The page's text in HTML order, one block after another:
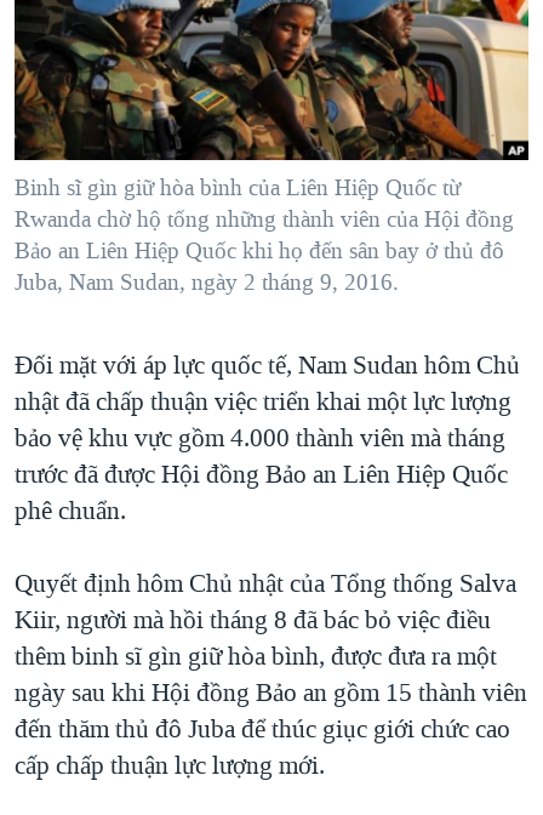
"Tìm"NGƯỜI VIỆT HẢI NGOẠI
ĐỜI SỐNG
KINH TẾ
KHOA HỌC
SỨC KHOẺ
VĂN HOÁ
THỂ THAO
TẠI
HÀNH TRÌNH BẦU CỬ 2024
MỘT NĂM CHIẾN TRANH TẠI DẢI GAZA
GIẢI MÃ VÀNH ĐAI & CON ĐƯỜNG
NGÀY TỊ NẠN THẾ GIỚI
TRỊNH VĨNH BÌNH - NGƯỜI HẠ 'BÊN THẮNG CUỘC'
GROUND ZERO – XƯA VÀ NAY
CÁC GIÁ TRỊ CỘNG HÒA Ở VIỆT NAM
THƯỢNG ĐỈNH TRUMP-KIM TẠI VIỆT NAM
TRỊNH VĨNH BÌNH VS. CHÍNH PHỦ VIỆT NAM
NGƯ DÂN VIỆT VÀ LÀN SÓNG TRỘM HẢI SÂM
QUAN HỆ VIỆT MỸ
VIDEO
NGHE
MẠNG XÃ HỘI
Ngôn ngữ khác
Binh sĩ gìn giữ hòa bình của Liên Hiệp Quốc từ
Rwanda chờ hộ tống những thành viên của Hội đồng
Bảo an Liên Hiệp Quốc khi họ đến sân bay ở thủ đô
Juba, Nam Sudan, ngày 2 tháng 9, 2016.
Đối mặt với áp lực quốc tế, Nam Sudan hôm Chủ
nhật đã chấp thuận việc triển khai một lực lượng
bảo vệ khu vực gồm 4.000 thành viên mà tháng
trước đã được Hội đồng Bảo an Liên Hiệp Quốc
phê chuẩn.
Quyết định hôm Chủ nhật của Tổng thống Salva
Kiir, người mà hồi tháng 8 đã bác bỏ việc điều
thêm binh sĩ gìn giữ hòa bình, được đưa ra một
ngày sau khi Hội đồng Bảo an gồm 15 thành viên
đến thăm thủ đô Juba để thúc giục giới chức cao
cấp chấp thuận lực lượng mới.